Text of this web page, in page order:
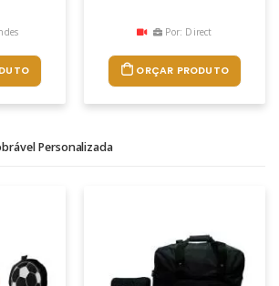
Por: Direct
ORÇAR PRODUTO
Personalizada